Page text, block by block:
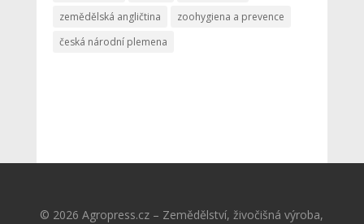
zemědělská angličtina
zoohygiena a prevence
česká národní plemena
© 2026 Agropress.cz – Zemědělství, živočišná výroba,